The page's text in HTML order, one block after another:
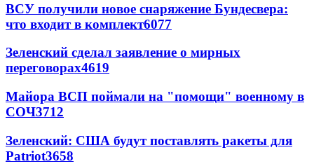
ВСУ получили новое снаряжение Бундесвера:
что входит в комплект6077
Зеленский сделал заявление о мирных
переговорах4619
Майора ВСП поймали на "помощи" военному в
СОЧ3712
Зеленский: США будут поставлять ракеты для
Patriot3658